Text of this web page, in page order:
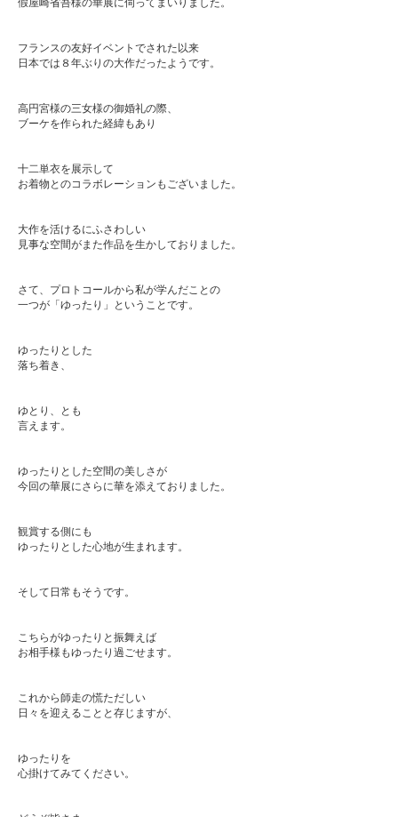
フランスの友好イベントでされた以来
日本では８年ぶりの大作だったようです。
高円宮様の三女様の御婚礼の際、
ブーケを作られた経緯もあり
十二単衣を展示して
お着物とのコラボレーションもございました。
大作を活けるにふさわしい
見事な空間がまた作品を生かしておりました。
さて、プロトコールから私が学んだことの
一つが「ゆったり」ということです。
ゆったりとした
落ち着き、
ゆとり、とも
言えます。
ゆったりとした空間の美しさが
今回の華展にさらに華を添えておりました。
観賞する側にも
ゆったりとした心地が生まれます。
そして日常もそうです。
こちらがゆったりと振舞えば
お相手様もゆったり過ごせます。
これから師走の慌ただしい
日々を迎えることと存じますが、
ゆったりを
心掛けてみてください。